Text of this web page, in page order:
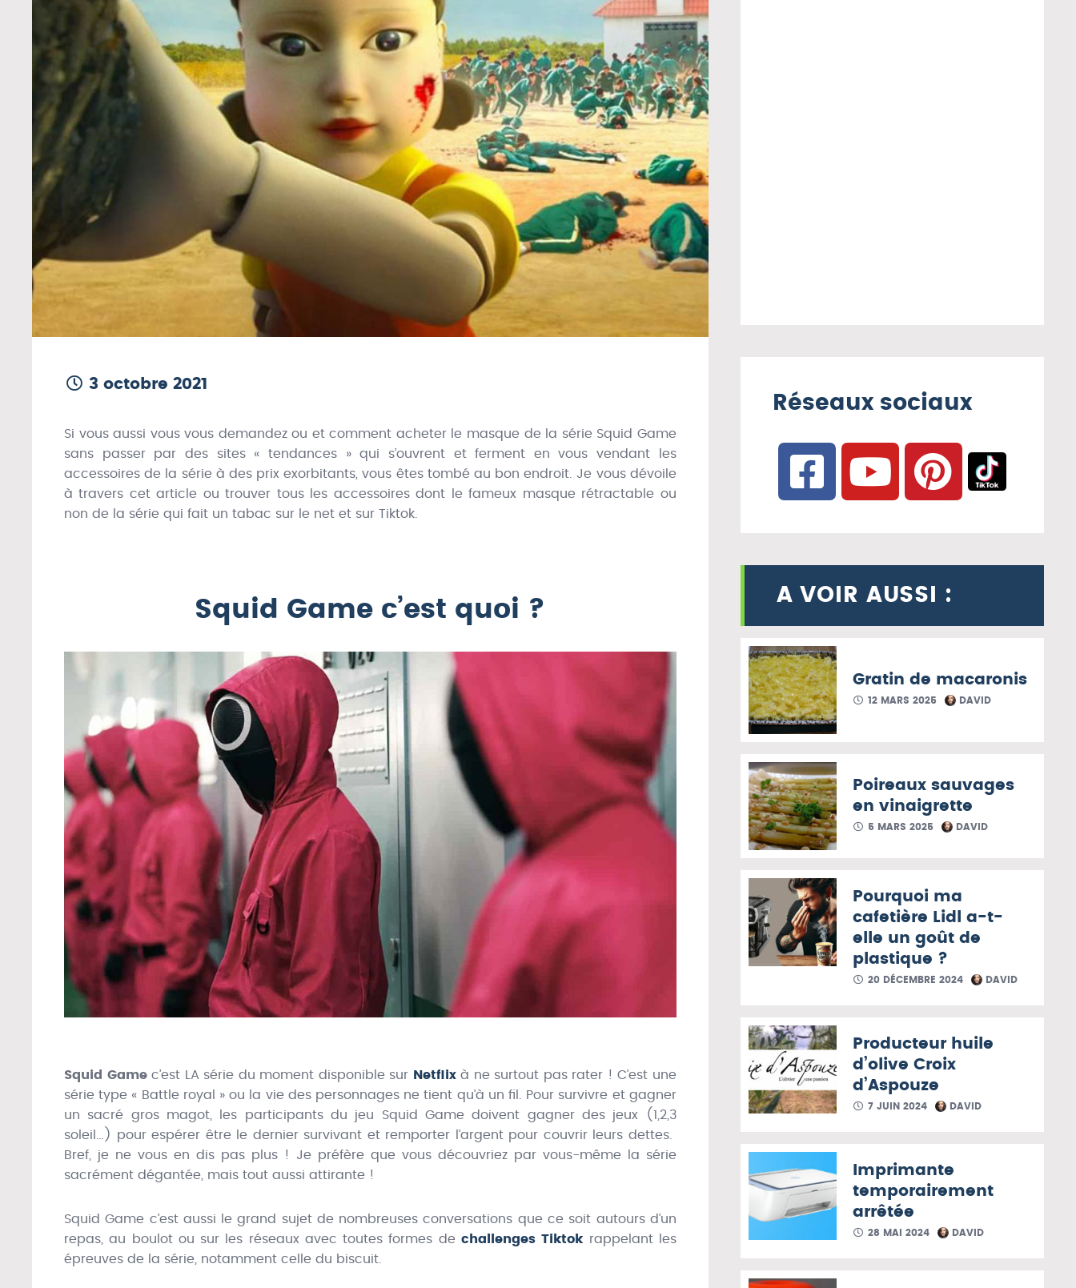
3 octobre 2021
Si vous aussi vous vous demandez ou et comment acheter le masque de la série Squid Game
sans passer par des sites « tendances » qui s’ouvrent et ferment en vous vendant les
accessoires de la série à des prix exorbitants, vous êtes tombé au bon endroit. Je vous dévoile
à travers cet article ou trouver tous les accessoires dont le fameux masque rétractable ou
non de la série qui fait un tabac sur le net et sur Tiktok.
Squid Game c’est quoi ?
Squid Gamec’est LA série du moment disponible sur Netflixà ne surtout pas rater ! C’est une
série type « Battle royal » ou la vie des personnages ne tient qu’à un fil. Pour survivre et gagner
un sacré gros magot, les participants du jeu Squid Game doivent gagner des jeux (1,2,3
soleil…) pour espérer être le dernier survivant et remporter l’argent pour couvrir leurs dettes.
Bref, je ne vous en dis pas plus ! Je préfère que vous découvriez par vous-même la série
sacrément dégantée, mais tout aussi attirante !
Squid Game c’est aussi le grand sujet de nombreuses conversations que ce soit autours d’un
repas, au boulot ou sur les réseaux avec toutes formes de challenges Tiktok rappelant les
épreuves de la série, notamment celle du biscuit.
Réseaux sociaux
A VOIR AUSSI :
Gratin de macaronis
12 MARS 2025 DAVID
Poireaux sauvages
en vinaigrette
5 MARS 2025 DAVID
Pourquoi ma
cafetière Lidl a-t-
elle un goût de
plastique ?
20 DÉCEMBRE 2024 DAVID
Producteur huile
d’olive Croix
d’Aspouze
7 JUIN 2024 DAVID
Imprimante
temporairement
arrêtée
28 MAI 2024 DAVID